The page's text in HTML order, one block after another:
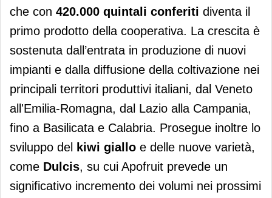
che con 420.000 quintali conferiti diventa il
primo prodotto della cooperativa. La crescita è
sostenuta dall’entrata in produzione di nuovi
impianti e dalla diffusione della coltivazione nei
principali territori produttivi italiani, dal Veneto
all'Emilia-Romagna, dal Lazio alla Campania,
fino a Basilicata e Calabria. Prosegue inoltre lo
sviluppo del
kiwi giallo e delle nuove varietà,
come Dulcis, su cui Apofruit prevede un
significativo incremento dei volumi nei prossimi